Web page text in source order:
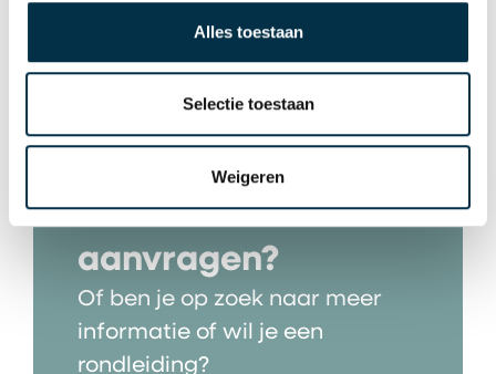
Alles toestaan
Selectie toestaan
Weigeren
Wil je zorg van
Markenhof
aanvragen?
Of ben je op zoek naar meer
informatie of wil je een
rondleiding?